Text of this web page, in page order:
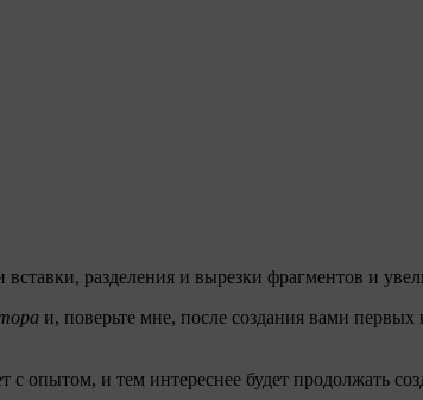
разделения и вырезки фрагментов и
и, поверьте мне, после создания вами
опытом, и тем интереснее будет продолжать